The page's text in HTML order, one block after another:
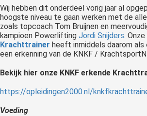
Wij hebben dit onderdeel vorig jaar al
hoogste niveau te gaan werken met de
zoals topcoach Tom Bruijnen en
kampioen Powerlifting Jordi Snijders.
Krachttrainer heeft inmiddels daarom als
een erkenning van de KNKF /
Bekijk hier onze KNKF erkende
https://opleidingen2000.nl/
Voeding